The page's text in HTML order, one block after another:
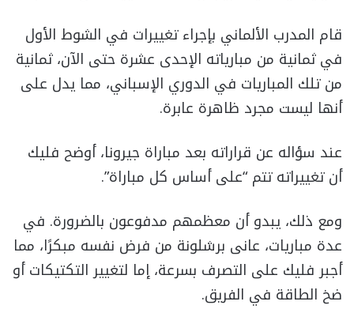
قام المدرب الألماني بإجراء تغييرات في الشوط الأول
في ثمانية من مبارياته الإحدى عشرة حتى الآن، ثمانية
من تلك المباريات في الدوري الإسباني، مما يدل على
أنها ليست مجرد ظاهرة عابرة.
عند سؤاله عن قراراته بعد مباراة جيرونا، أوضح فليك
أن تغييراته تتم “على أساس كل مباراة”.
ومع ذلك، يبدو أن معظمهم مدفوعون بالضرورة. في
عدة مباريات، عانى برشلونة من فرض نفسه مبكرًا، مما
أجبر فليك على التصرف بسرعة، إما لتغيير التكتيكات أو
ضخ الطاقة في الفريق.